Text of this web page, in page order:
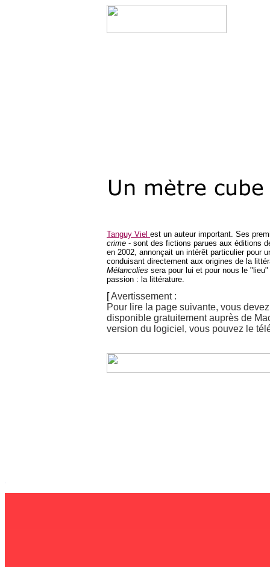
Tanguy Viel est un auteur important. Ses
crime - sont des fictions parues aux éditions
en 2002, annonçait un intérêt particulier pour
conduisant directement aux origines de la
Mélancolies sera pour lui et pour nous le
passion : la littérature.
[Avertissement :
Pour lire la page suivante, vous
disponible gratuitement auprès de
version du logiciel, vous pouvez le